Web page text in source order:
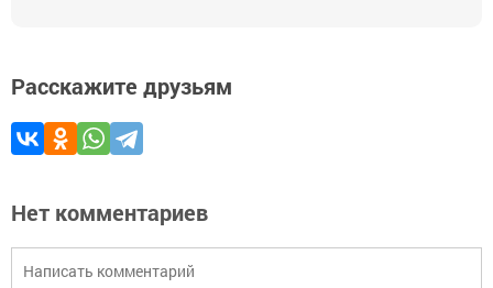
Расскажите друзьям
Нет комментариев